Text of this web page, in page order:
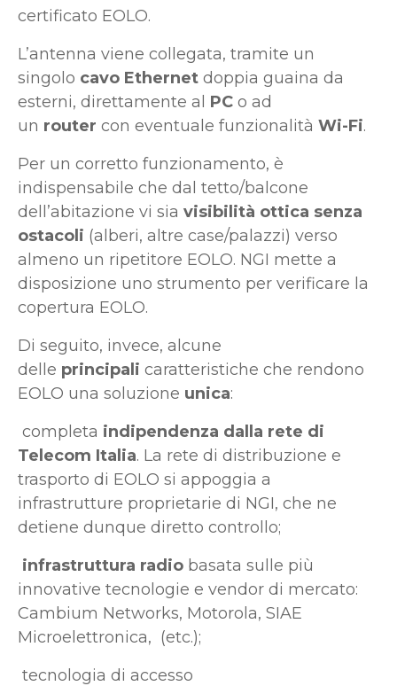
certificato EOLO.
L’antenna viene collegata, tramite un
singolo cavo Ethernet doppia guaina da
esterni, direttamente al PC o ad
un router con eventuale funzionalità Wi-Fi.
Per un corretto funzionamento, è
indispensabile che dal tetto/balcone
dell’abitazione vi sia visibilità ottica senza
ostacoli (alberi, altre case/palazzi) verso
almeno un ripetitore EOLO. NGI mette a
disposizione uno strumento per verificare la
copertura EOLO.
Di seguito, invece, alcune
delle principali caratteristiche che rendono
EOLO una soluzione unica:
completa indipendenza dalla rete di
Telecom Italia. La rete di distribuzione e
trasporto di EOLO si appoggia a
infrastrutture proprietarie di NGI, che ne
detiene dunque diretto controllo;
infrastruttura radio basata sulle più
innovative tecnologie e vendor di mercato:
Cambium Networks, Motorola, SIAE
Microelettronica, (etc.);
tecnologia di accesso